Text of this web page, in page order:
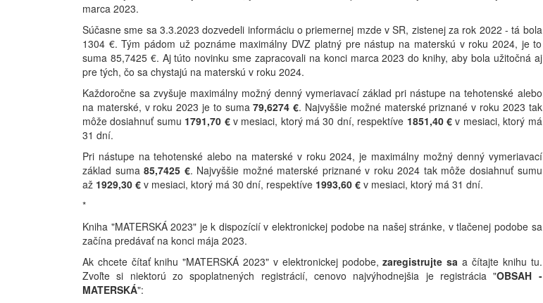
marca 2023.
Súčasne sme sa 3.3.2023 dozvedeli informáciu o priemernej mzde v SR, zistenej za rok 2022 - tá bola
1304 €. Tým pádom už poznáme maximálny DVZ platný pre nástup na materskú v roku 2024, je to
suma 85,7425 €. Aj túto novinku sme zapracovali na konci marca 2023 do knihy, aby bola užitočná aj
pre tých, čo sa chystajú na materskú v roku 2024.
Každoročne sa zvyšuje maximálny možný denný vymeriavací základ pri nástupe na tehotenské alebo
na materské, v roku 2023 je to suma79,6274 €. Najvyššie možné materské priznané v roku 2023 tak
môže dosiahnuť sumu 1791,70 €v mesiaci, ktorý má 30 dní, respektíve 1851,40 € v mesiaci, ktorý má
31 dní.
Pri nástupe na tehotenské alebo na materské v roku 2024, je maximálny možný denný vymeriavací
základ suma85,7425 €. Najvyššie možné materské priznané v roku 2024 tak môže dosiahnuť sumu
až 1929,30 € v mesiaci, ktorý má 30 dní, respektíve 1993,60 € v mesiaci, ktorý má 31 dní.
*
Kniha "MATERSKÁ 2023" je k dispozícií v elektronickej podobe na našej stránke, v tlačenej podobe sa
začína predávať na konci mája 2023.
Ak chcete čítať knihu "MATERSKÁ 2023" v elektronickej podobe,zaregistrujte sa a čítajte knihu tu.
Zvoľte si niektorú zo spoplatnených registrácií, cenovo najvýhodnejšia je registrácia "OBSAH -
MATERSKÁ":